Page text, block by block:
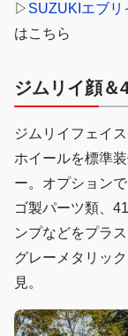
▷ SUZUKIエブリ
はこちら
ジムリイ顔＆
ジムリイフェイ
ホイールを標準
ー。オプション
ゴ製パーツ類、
ンプなどをプラ
グレーメタリッ
見。